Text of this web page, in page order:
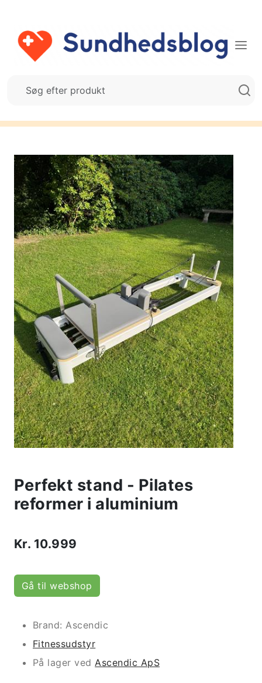
Perfekt stand - Pilates
reformer i aluminium
Kr. 10.999
Gå til webshop
Brand: Ascendic
Fitnessudstyr
På lager ved Ascendic ApS